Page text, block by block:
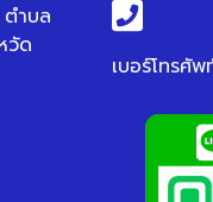
ำบล
วัด
เบอร์โทรศั